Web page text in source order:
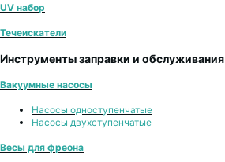
UV набор
Течеискатели
Инструменты заправки и обслуживания
Вакуумные насосы
Насосы одноступенчатые
Насосы двухступенчатые
Весы для фреона